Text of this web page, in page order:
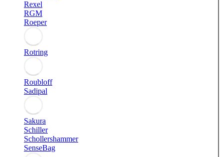
Rexel
RGM
Roeper
Rotring
Roubloff
Sadipal
Sakura
Schiller
Schollershammer
SenseBag